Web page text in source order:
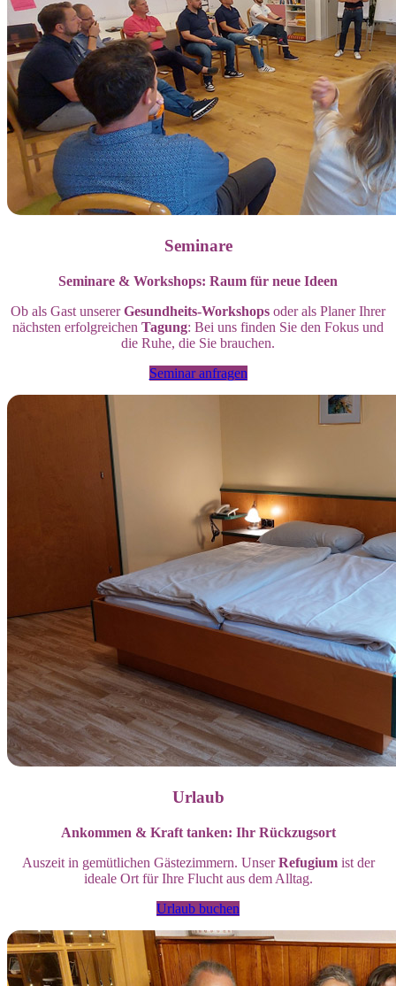
Seminare
Seminare & Workshops: Raum für neue Ideen
Ob als Gast unsererGesundheits-Workshops oder als Planer Ihrer
nächsten erfolgreichen Tagung: Bei uns finden Sie den Fokus und
die Ruhe, die Sie brauchen.
Seminar anfragen
Urlaub
Ankommen & Kraft tanken: Ihr Rückzugsort
Auszeit in gemütlichen Gästezimmern. UnserRefugiumist der
ideale Ort für Ihre Flucht aus dem Alltag.
Urlaub buchen